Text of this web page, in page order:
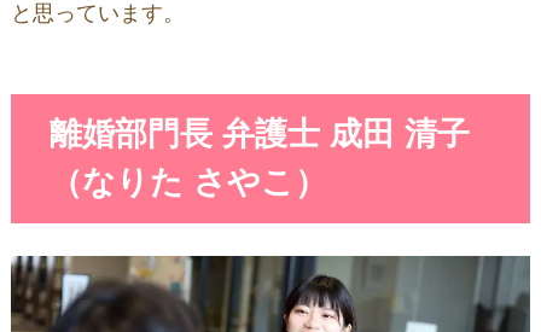
と思っています。
離婚部門長 弁護士 成田 清子
（なりた さやこ）